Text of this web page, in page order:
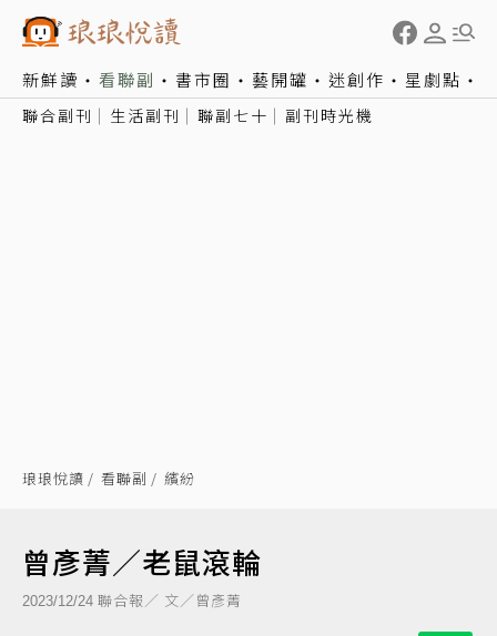
新鮮讀 看聯副 書市圈 藝開罐 迷創作 星劇點
聯合副刊 生活副刊 聯副七十 副刊時光機
琅琅悅讀 看聯副 繽紛
曾彥菁／老鼠滾輪
2023/12/24 聯合報／ 文／曾彥菁